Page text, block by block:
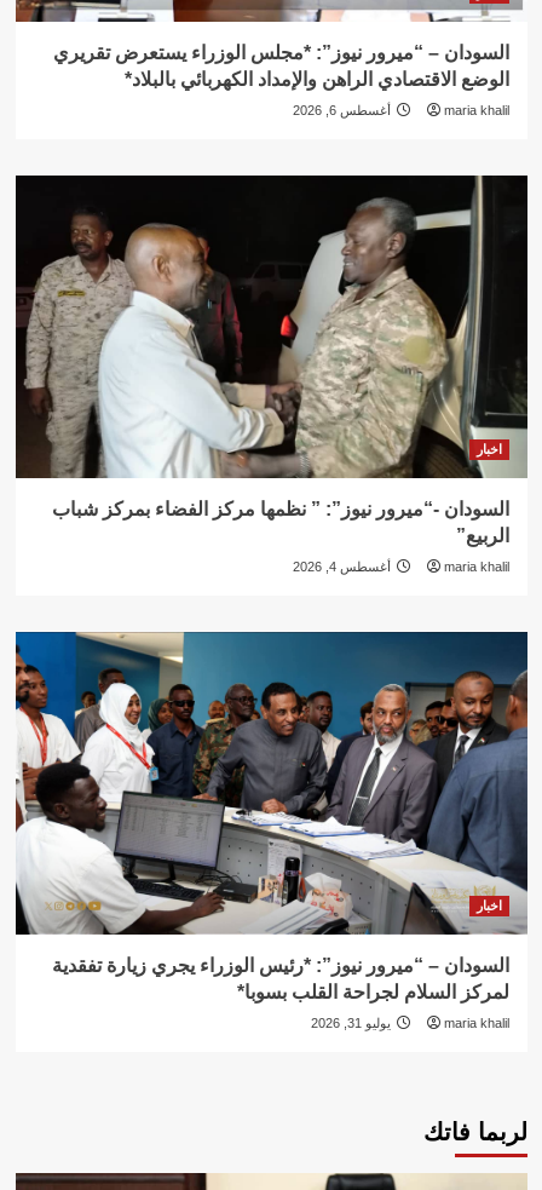
السودان – “ميرور نيوز”: *مجلس الوزراء يستعرض تقريري
الوضع الاقتصادي الراهن والإمداد الكهربائي بالبلاد*
maria khalil أغسطس 6, 2026
اخبار
السودان -“ميرور نيوز”: ” نظمها مركز الفضاء بمركز شباب
الربيع”
maria khalil أغسطس 4, 2026
اخبار
السودان – “ميرور نيوز”: *رئيس الوزراء يجري زيارة تفقدية
لمركز السلام لجراحة القلب بسوبا*
maria khalil يوليو 31, 2026
لربما فاتك